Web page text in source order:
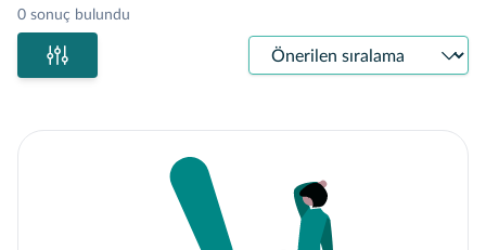
0 sonuç bulundu
Sıralama